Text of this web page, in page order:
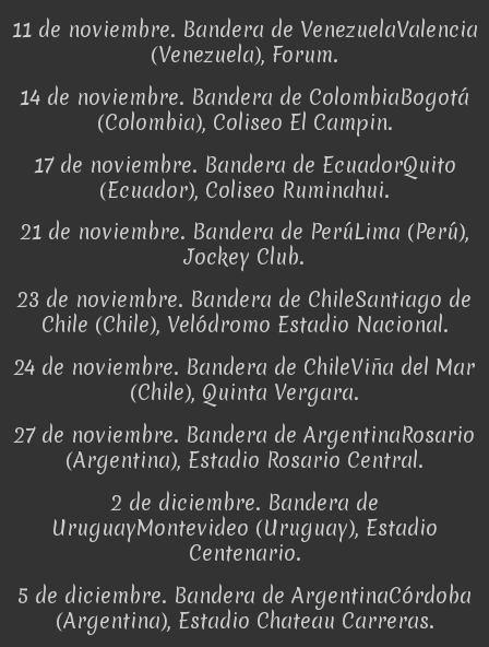
11 de noviembre. Bandera de VenezuelaValencia
(Venezuela), Forum.
14 de noviembre. Bandera de ColombiaBogotá
(Colombia), Coliseo El Campin.
17 de noviembre. Bandera de EcuadorQuito
(Ecuador), Coliseo Ruminahui.
21 de noviembre. Bandera de PerúLima (Perú),
Jockey Club.
23 de noviembre. Bandera de ChileSantiago de
Chile (Chile), Velódromo Estadio Nacional.
24 de noviembre. Bandera de ChileViña del Mar
(Chile), Quinta Vergara.
27 de noviembre. Bandera de ArgentinaRosario
(Argentina), Estadio Rosario Central.
2 de diciembre. Bandera de
UruguayMontevideo (Uruguay), Estadio
Centenario.
5 de diciembre. Bandera de ArgentinaCórdoba
(Argentina), Estadio Chateau Carreras.